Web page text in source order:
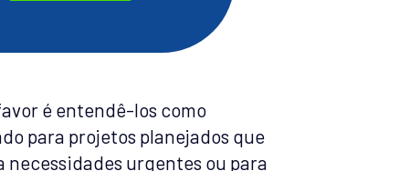
é entendê-los como
para projetos planejados que
necessidades urgentes ou para